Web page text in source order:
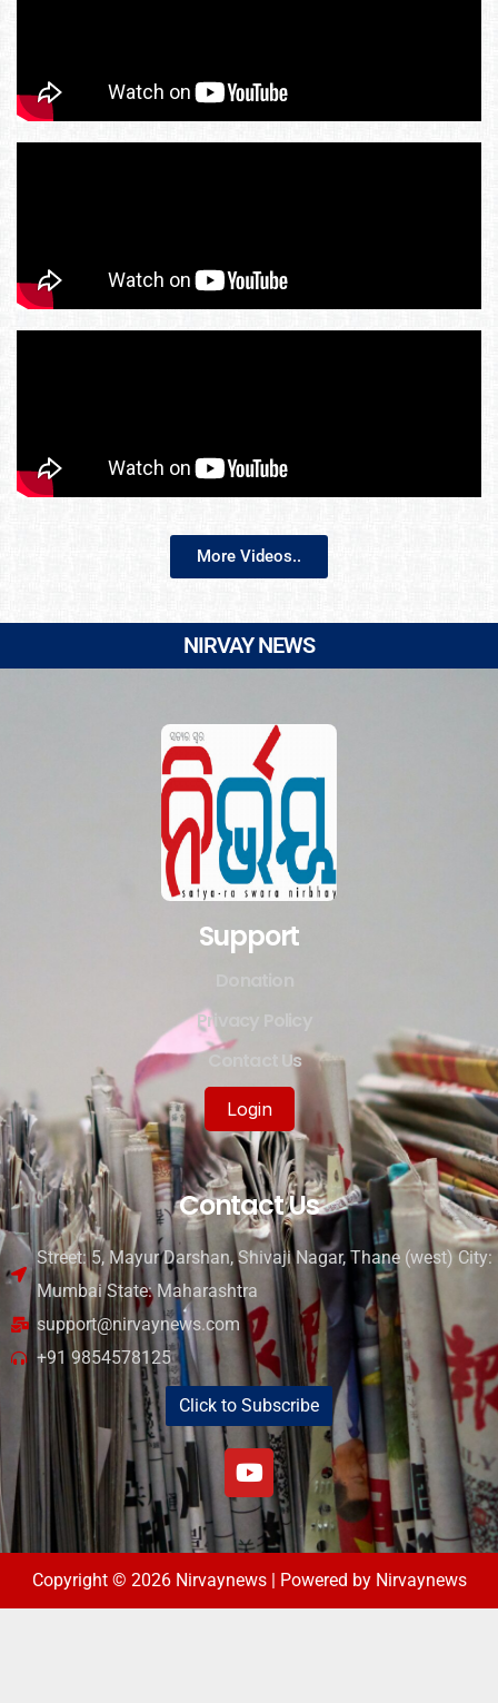
More Videos..
NIRVAY NEWS
Support
Privacy Policy
Contact Us
Login
Contact Us
Street: 5, Mayur Darshan, Shivaji Nagar, Thane (west) City:
Mumbai State: Maharashtra
support@nirvaynews.com
+91 9854578125
Click to Subscribe
Copyright © 2026 Nirvaynews | Powered by Nirvaynews